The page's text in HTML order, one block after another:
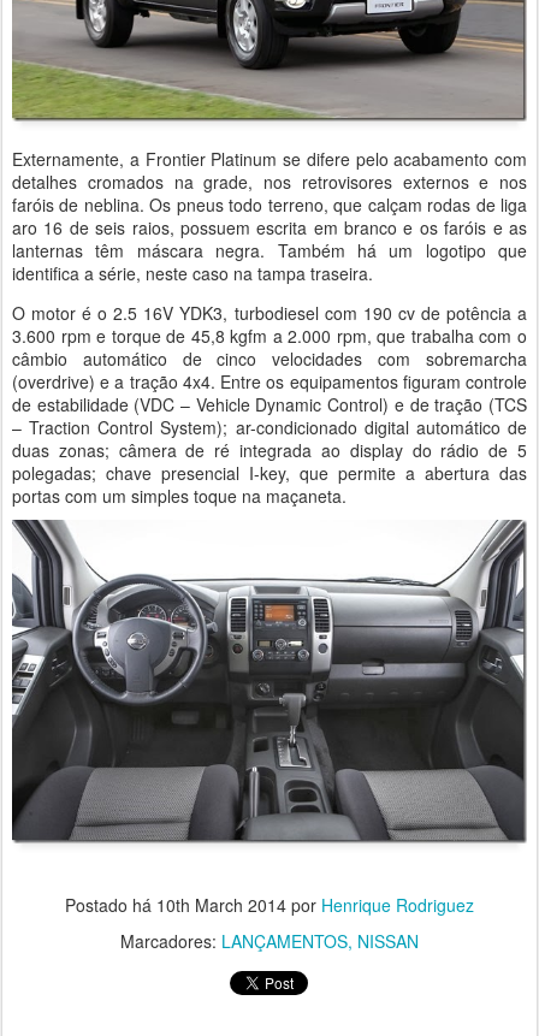
Externamente, a Frontier Platinum se difere pelo acabamento com
detalhes cromados na grade, nos retrovisores externos e nos
faróis de neblina. Os pneus todo terreno, que calçam rodas de liga
aro 16 de seis raios, possuem escrita em branco e os faróis e as
lanternas têm máscara negra. Também há um logotipo que
identifica a série, neste caso na tampa traseira.
O motor é o 2.5 16V YDK3, turbodiesel com 190 cv de potência a
3.600 rpm e torque de 45,8 kgfm a 2.000 rpm, que trabalha com o
câmbio automático de cinco velocidades com sobremarcha
(overdrive) e a tração 4x4. Entre os equipamentos figuram controle
de estabilidade (VDC – Vehicle Dynamic Control) e de tração (TCS
– Traction Control System); ar-condicionado digital automático de
duas zonas; câmera de ré integrada ao display do rádio de 5
polegadas; chave presencial I-key, que permite a abertura das
portas com um simples toque na maçaneta.
Postado há 10th March 2014 por Henrique Rodriguez
Marcadores: LANÇAMENTOS NISSAN